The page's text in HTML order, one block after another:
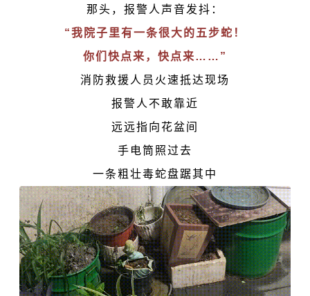
那头，报警人声音发抖：
“我院子里有一条很大的五步蛇！
你们快点来，快点来……”
消防救援人员火速抵达现场
报警人不敢靠近
远远指向花盆间
手电筒照过去
一条粗壮毒蛇盘踞其中